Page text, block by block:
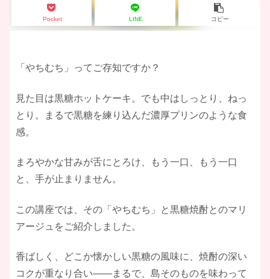
Pocket LINE コピー
「やちむち」ってご存知ですか？
見た目は黒糖ホットケーキ。でも中はしっとり、ねっ
とり。まるで黒糖を練り込んだ濃厚プリンのような食
感。
まろやかな甘みが舌にとろけ、もう一口、もう一口
と、手が止まりません。
この講座では、その「やちむち」と黒糖焼酎とのマリ
アージュをご紹介しました。
香ばしく、どこか懐かしい黒糖の風味に、焼酎の深い
コクが重なり合い――まるで、島そのものを味わって